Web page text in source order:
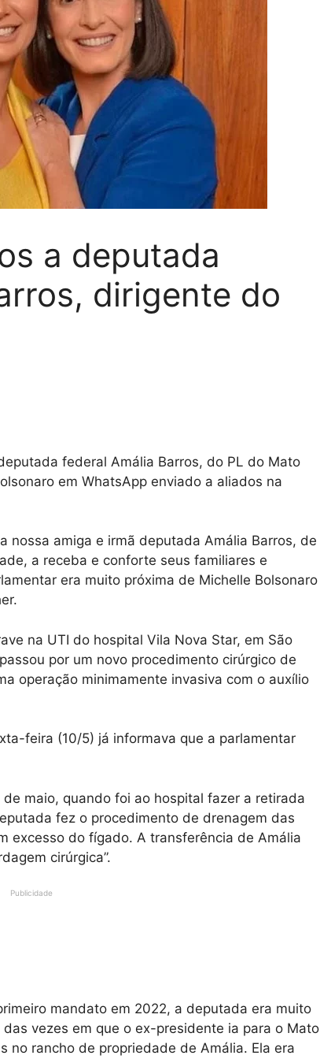
a deputada
dirigente do
federal Amália Barros, do PL do Mato
em WhatsApp enviado a aliados na
nossa amiga e irmã deputada Amália Barros, de
a receba e conforte seus familiares e
era muito próxima de Michelle Bolsonaro
na UTI do hospital Vila Nova Star, em São
por um novo procedimento cirúrgico de
operação minimamente invasiva com o auxílio
feira (10/5) já informava que a parlamentar
maio, quando foi ao hospital fazer a retirada
fez o procedimento de drenagem das
excesso do fígado. A transferência de Amália
cirúrgica”.
Publicidade
mandato em 2022, a deputada era muito
vezes em que o ex-presidente ia para o Mato
no rancho de propriedade de Amália. Ela era